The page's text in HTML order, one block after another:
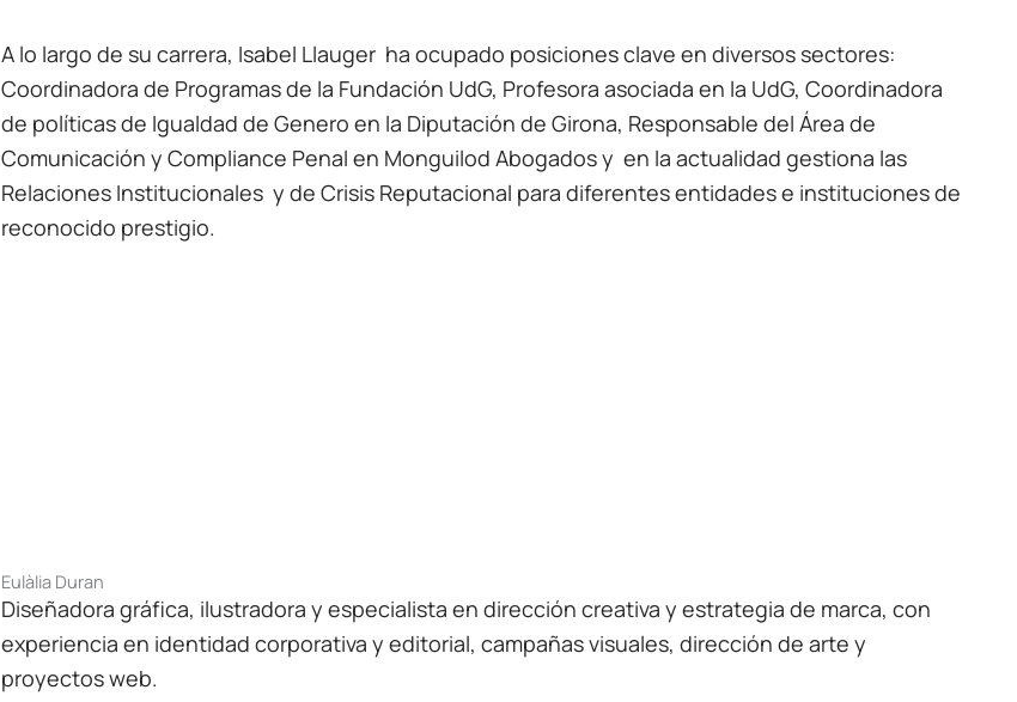
A lo largo de su carrera, Isabel Llauger ha ocupado posiciones clave en diversos sectores:
Coordinadora de Programas de la Fundación UdG, Profesora asociada en la UdG, Coordinadora
de políticas de Igualdad de Genero en la Diputación de Girona, Responsable del Área de
Comunicación y Compliance Penal en Monguilod Abogados y en la actualidad gestiona las
Relaciones Institucionales y de Crisis Reputacional para diferentes entidades e instituciones de
reconocido prestigio.
Eulàlia Duran
Diseñadora gráfica, ilustradora y especialista en dirección creativa y estrategia de marca, con
experiencia en identidad corporativa y editorial, campañas visuales, dirección de arte y
proyectos web.